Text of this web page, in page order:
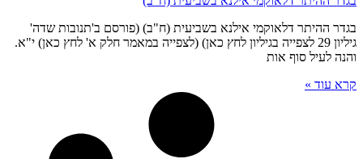
בגדר ההיתר דלאוקמי אילנא בשביעית (ח"ב) (פורסם ב'תנובות שדה'
גיליון 29 לצפייה בגיליון לחץ כאן) (לצפייה במאמר חלק א' לחץ כאן) י"א.
והנה לעיל סוף אות
קרא עוד »